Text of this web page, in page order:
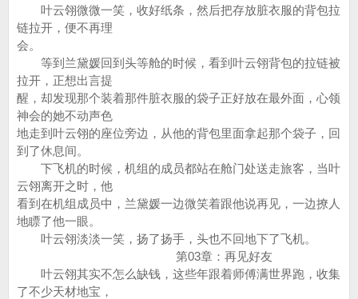
叶云翎微微一笑，收好纸条，然后把存放脏衣服的背包拉
链拉开，便不再理
会。
等到兰黛媛回到头等舱的时候，看到叶云翎背包的拉链被
拉开，正想出言提
醒，却发现那个装着那件脏衣服的袋子正好放在最外面，心领
神会的她不动声色
地走到叶云翎的座位旁边，从他的背包里面拿起那个袋子，回
到了休息间。
下飞机的时候，机组的成员都站在舱门处送走旅客，当叶
云翎离开之时，他
看到在机组成员中，兰黛媛一边微笑着跟他说再见，一边撩人
地瞟了他一眼。
叶云翎淡淡一笑，扬了扬手，头也不回地下了飞机。
第03章：再见好友
叶云翎其实不怎么缺钱，这些年跟着师傅满世界跑，收集
了不少天材地宝，